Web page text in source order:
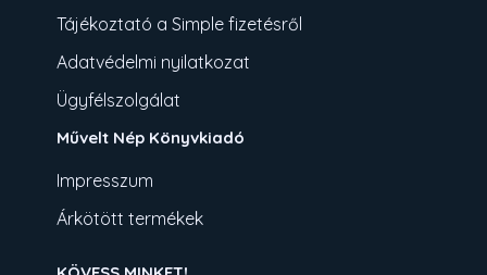
Tájékoztató a Simple fizetésről
Adatvédelmi nyilatkozat
Ügyfélszolgálat
Művelt Nép Könyvkiadó
Impresszum
Árkötött termékek